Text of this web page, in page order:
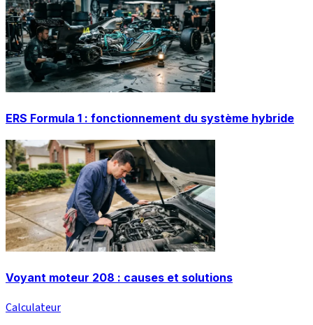
ERS Formula 1 : fonctionnement du système hybride
Voyant moteur 208 : causes et solutions
Calculateur